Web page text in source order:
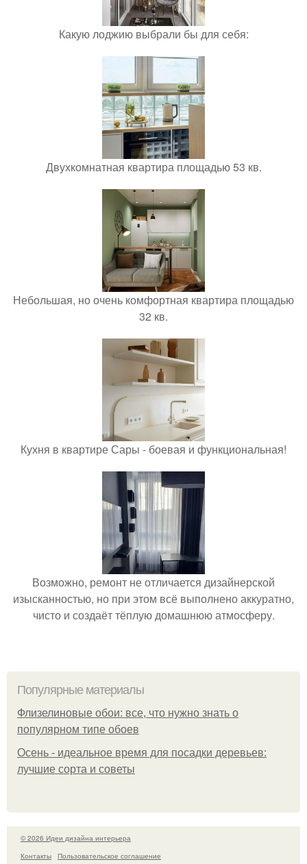
Какую лоджию выбрали бы для себя:
Двухкомнатная квартира площадью 53 кв.
Небольшая, но очень комфортная квартира площадью
32 кв.
Кухня в квартире Сары - боевая и функциональная!
Возможно, ремонт не отличается дизайнерской
изысканностью, но при этом всё выполнено аккуратно,
чисто и создаёт тёплую домашнюю атмосферу.
Популярные материалы
Флизелиновые обои: все, что нужно знать о
популярном типе обоев
Осень - идеальное время для посадки деревьев:
лучшие сорта и советы
© 2026 Идеи дизайна интерьера
Контакты
Пользовательское соглашение